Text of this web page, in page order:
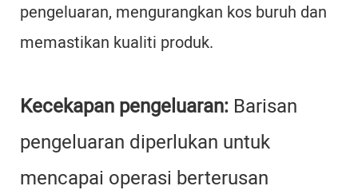
pengeluaran, mengurangkan kos buruh dan
memastikan kualiti produk.
Kecekapan pengeluaran: Barisan
pengeluaran diperlukan untuk
mencapai operasi berterusan